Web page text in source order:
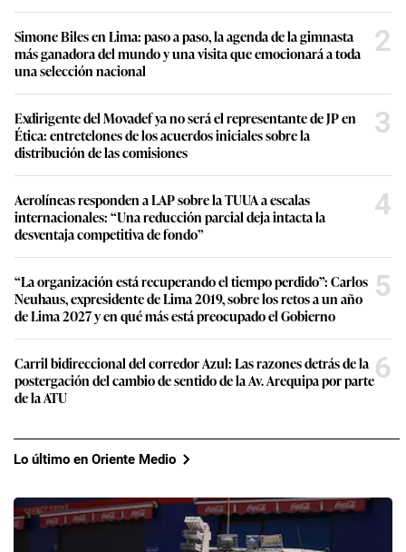
Simone Biles en Lima: paso a paso, la agenda de la gimnasta
más ganadora del mundo y una visita que emocionará a toda
una selección nacional
2
Exdirigente del Movadef ya no será el representante de JP en
Ética: entretelones de los acuerdos iniciales sobre la
distribución de las comisiones
3
Aerolíneas responden a LAP sobre la TUUA a escalas
internacionales: “Una reducción parcial deja intacta la
desventaja competitiva de fondo”
4
“La organización está recuperando el tiempo perdido”: Carlos
Neuhaus, expresidente de Lima 2019, sobre los retos a un año
de Lima 2027 y en qué más está preocupado el Gobierno
5
Carril bidireccional del corredor Azul: Las razones detrás de la
postergación del cambio de sentido de la Av. Arequipa por parte
de la ATU
6
Lo último en Oriente Medio